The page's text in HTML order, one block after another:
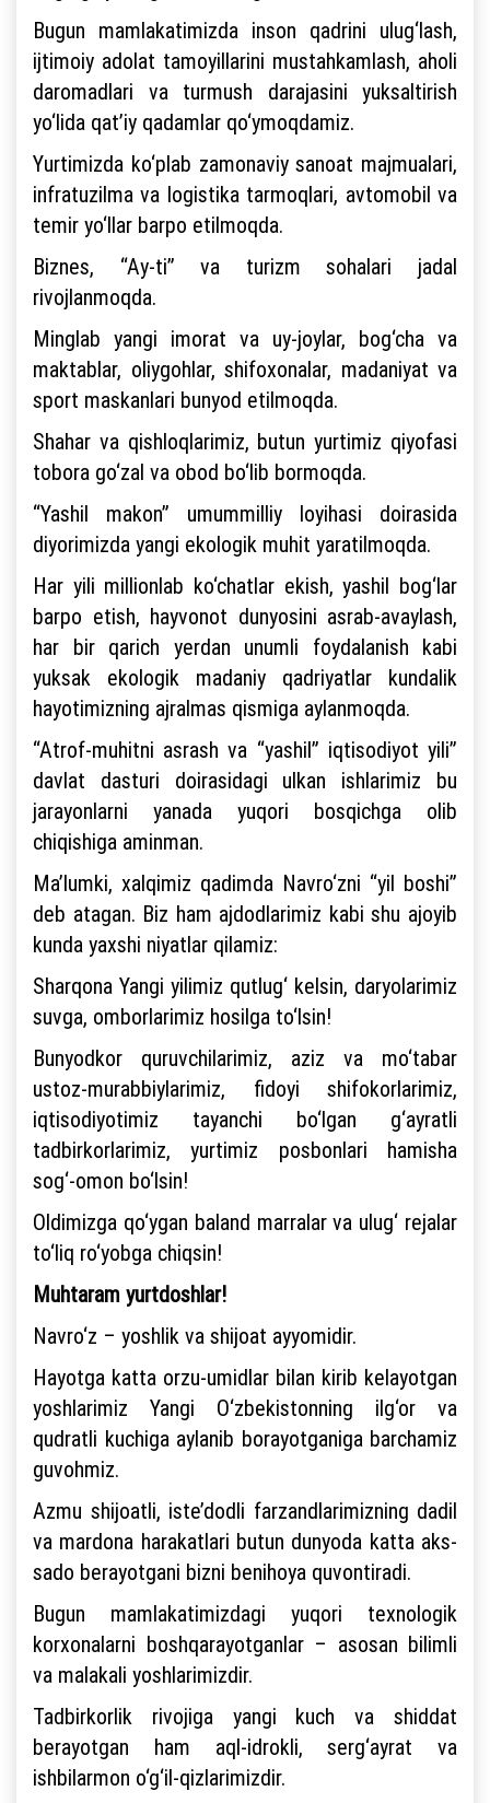
Bugun mamlakatimizda inson qadrini ulug‘lash,
ijtimoiy adolat tamoyillarini mustahkamlash, aholi
daromadlari va turmush darajasini yuksaltirish
yo‘lida qat’iy qadamlar qo‘ymoqdamiz.
Yurtimizda ko‘plab zamonaviy sanoat majmualari,
infratuzilma va logistika tarmoqlari, avtomobil va
temir yo‘llar barpo etilmoqda.
Biznes, “Ay-ti” va turizm sohalari jadal
rivojlanmoqda.
Minglab yangi imorat va uy-joylar, bog‘cha va
maktablar, oliygohlar, shifoxonalar, madaniyat va
sport maskanlari bunyod etilmoqda.
Shahar va qishloqlarimiz, butun yurtimiz qiyofasi
tobora go‘zal va obod bo‘lib bormoqda.
“Yashil makon” umummilliy loyihasi doirasida
diyorimizda yangi ekologik muhit yaratilmoqda.
Har yili millionlab ko‘chatlar ekish, yashil bog‘lar
barpo etish, hayvonot dunyosini asrab-avaylash,
har bir qarich yerdan unumli foydalanish kabi
yuksak ekologik madaniy qadriyatlar kundalik
hayotimizning ajralmas qismiga aylanmoqda.
“Atrof-muhitni asrash va “yashil” iqtisodiyot yili”
davlat dasturi doirasidagi ulkan ishlarimiz bu
jarayonlarni yanada yuqori bosqichga olib
chiqishiga aminman.
Ma’lumki, xalqimiz qadimda Navro‘zni “yil boshi”
deb atagan. Biz ham ajdodlarimiz kabi shu ajoyib
kunda yaxshi niyatlar qilamiz:
Sharqona Yangi yilimiz qutlug‘ kelsin, daryolarimiz
suvga, omborlarimiz hosilga to‘lsin!
Bunyodkor quruvchilarimiz, aziz va mo‘tabar
ustoz-murabbiylarimiz, fidoyi shifokorlarimiz,
iqtisodiyotimiz tayanchi bo‘lgan g‘ayratli
tadbirkorlarimiz, yurtimiz posbonlari hamisha
sog‘-omon bo‘lsin!
Oldimizga qo‘ygan baland marralar va ulug‘ rejalar
to‘liq ro‘yobga chiqsin!
Muhtaram yurtdoshlar!
Navro‘z – yoshlik va shijoat ayyomidir.
Hayotga katta orzu-umidlar bilan kirib kelayotgan
yoshlarimiz Yangi O‘zbekistonning ilg‘or va
qudratli kuchiga aylanib borayotganiga barchamiz
guvohmiz.
Azmu shijoatli, iste’dodli farzandlarimizning dadil
va mardona harakatlari butun dunyoda katta aks-
sado berayotgani bizni benihoya quvontiradi.
Bugun mamlakatimizdagi yuqori texnologik
korxonalarni boshqarayotganlar – asosan bilimli
va malakali yoshlarimizdir.
Tadbirkorlik rivojiga yangi kuch va shiddat
berayotgan ham aql-idrokli, serg‘ayrat va
ishbilarmon o‘g‘il-qizlarimizdir.